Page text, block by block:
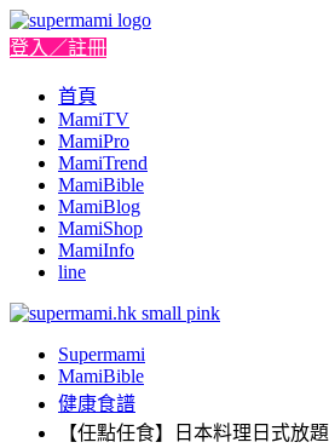
登入／註冊
首頁
MamiTV
MamiPro
MamiTrend
MamiBible
MamiBlog
MamiShop
MamiInfo
line
Supermami
MamiBible
健康食譜
【任點任食】日本料理日式放題